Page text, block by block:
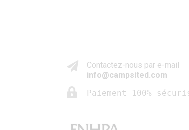
Contactez-nous par e-mail
info@campsited.com
Paiement 100%